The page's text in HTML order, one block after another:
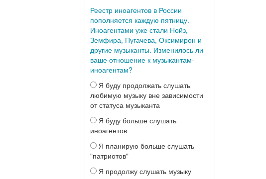
Реестр иноагентов в России
пополняется каждую пятницу.
Иноагентами уже стали Нойз,
Земфира, Пугачева, Оксимирон и
другие музыканты. Изменилось ли
ваше отношение к музыкантам-
иноагентам?
Я буду продолжать слушать
любимую музыку вне зависимости
от статуса музыканта
Я буду больше слушать
иноагентов
Я планирую больше слушать
"патриотов"
Я продолжу слушать музыку